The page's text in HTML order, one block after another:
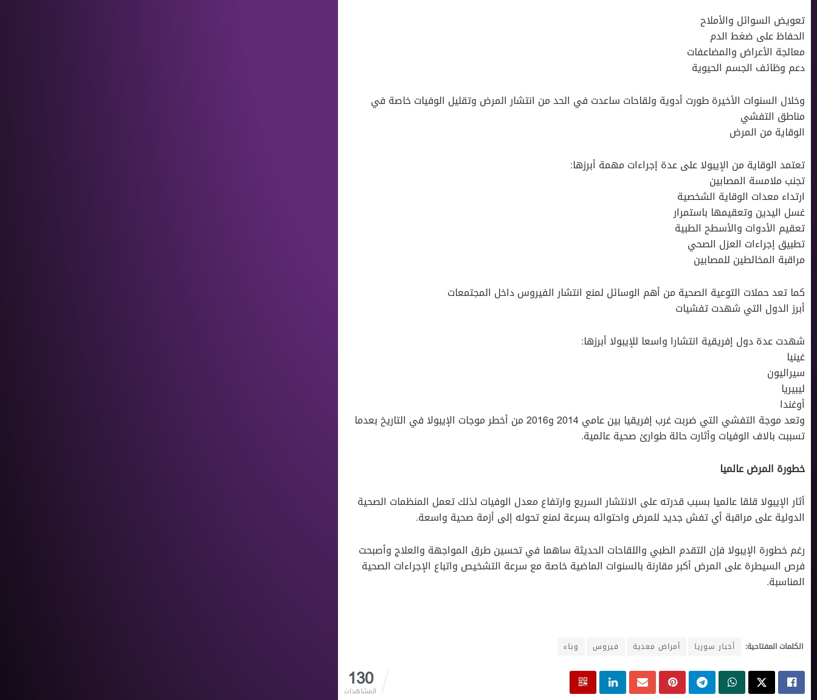
تعويض السوائل والأملاح
الحفاظ على ضغط الدم
معالجة الأعراض والمضاعفات
دعم وظائف الجسم الحيوية
وخلال السنوات الأخيرة طورت أدوية ولقاحات ساعدت في الحد من انتشار المرض وتقليل الوفيات خاصة في
مناطق التفشي
الوقاية من المرض
تعتمد الوقاية من الإيبولا على عدة إجراءات مهمة أبرزها:
تجنب ملامسة المصابين
ارتداء معدات الوقاية الشخصية
غسل اليدين وتعقيمها باستمرار
تعقيم الأدوات والأسطح الطبية
تطبيق إجراءات العزل الصحي
مراقبة المخالطين للمصابين
كما تعد حملات التوعية الصحية من أهم الوسائل لمنع انتشار الفيروس داخل المجتمعات
أبرز الدول التي شهدت تفشيات
شهدت عدة دول إفريقية انتشارا واسعا للإيبولا أبرزها:
غينيا
سيراليون
ليبيريا
أوغندا
وتعد موجة التفشي التي ضربت غرب إفريقيا بين عامي 2014 و2016 من أخطر موجات الإيبولا في التاريخ بعدما
تسببت بالاف الوفيات وأثارت حالة طوارئ صحية عالمية.
خطورة المرض عالميا
أثار الإيبولا قلقا عالميا بسبب قدرته على الانتشار السريع وارتفاع معدل الوفيات لذلك تعمل المنظمات الصحية
الدولية على مراقبة أي تفش جديد للمرض واحتوائه بسرعة لمنع تحوله إلى أزمة صحية واسعة.
رغم خطورة الإيبولا فإن التقدم الطبي واللقاحات الحديثة ساهما في تحسين طرق المواجهة والعلاج وأصبحت
فرص السيطرة على المرض أكبر مقارنة بالسنوات الماضية خاصة مع سرعة التشخيص واتباع الإجراءات الصحية
المناسبة.
الكلمات المفتاحية: أخبار سوريا أمراض معدية فيروس وباء
130
المشاهدات